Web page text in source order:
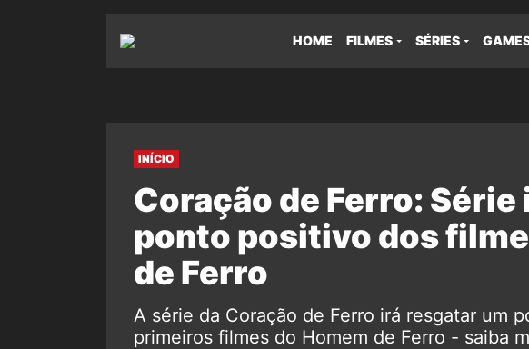
HOME FILMES SÉRIES
INÍCIO
Coração de Ferro:
ponto positivo dos
de Ferro
A série da Coração de Ferro irá resgatar um
primeiros filmes do Homem de Ferro - saiba